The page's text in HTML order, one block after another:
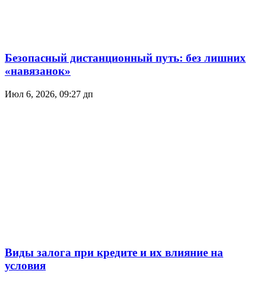
Безопасный дистанционный путь: без лишних
«навязанок»
Июл 6, 2026, 09:27 дп
Виды залога при кредите и их влияние на
условия